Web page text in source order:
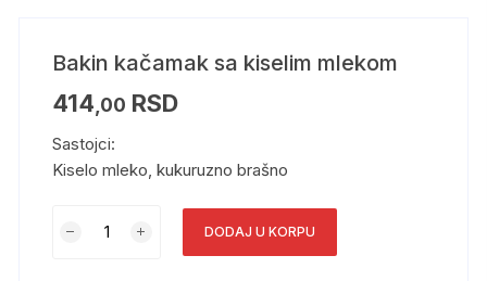
Bakin kačamak sa kiselim mlekom
414 ,00 RSD
Sastojci:
Kiselo mleko, kukuruzno brašno
DODAJ U KORPU